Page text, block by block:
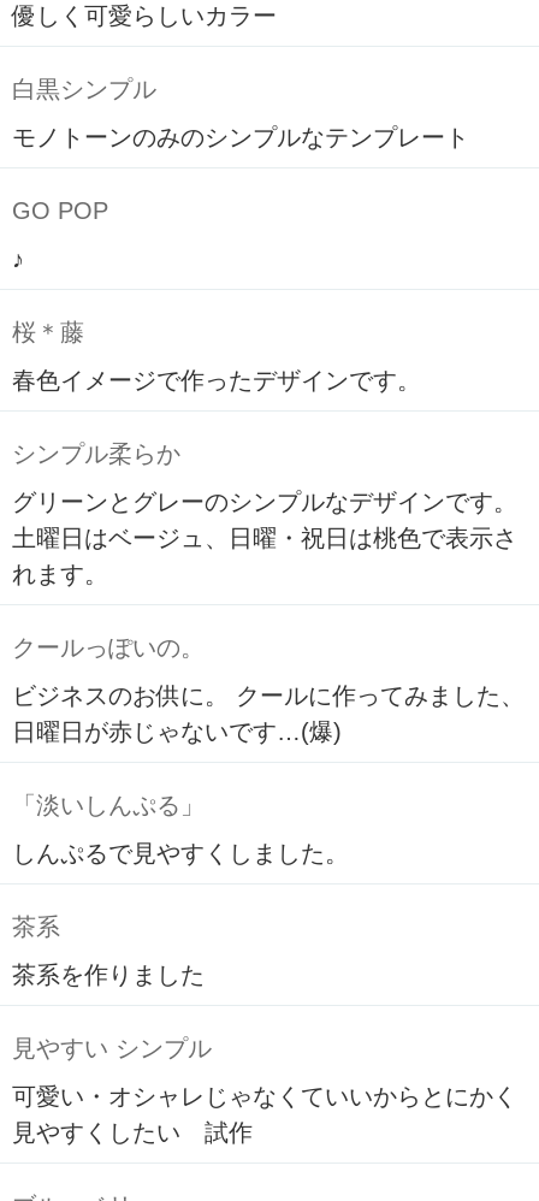
優しく可愛らしいカラー
白黒シンプル
モノトーンのみのシンプルなテンプレート
GO POP
♪
桜＊藤
春色イメージで作ったデザインです。
シンプル柔らか
グリーンとグレーのシンプルなデザインです。
土曜日はベージュ、日曜・祝日は桃色で表示さ
れます。
クールっぽいの。
ビジネスのお供に。 クールに作ってみました、
日曜日が赤じゃないです…(爆)
「淡いしんぷる」
しんぷるで見やすくしました。
茶系
茶系を作りました
見やすい シンプル
可愛い・オシャレじゃなくていいからとにかく
見やすくしたい 試作